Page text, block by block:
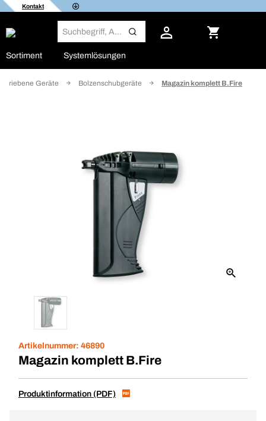
Kontakt
Sortiment Systemlösungen
Geräte Bolzenschubgeräte Magazin komplett B.Fire
Artikelnummer: 46890
Magazin komplett B.Fire
Produktinformation (PDF)